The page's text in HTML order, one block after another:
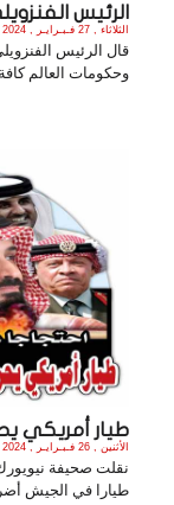
الرئيس
الثلاثاء , 27 فـبـرايـر , 2024 الساعة 6:29:50 PM
قال الرئيس
وحكومات العالم
طيار أمريكي
الأثنين , 26 فـبـرايـر , 2024 الساعة 6:20:38 PM
نقلت صحيفة
طيارا في الجيش